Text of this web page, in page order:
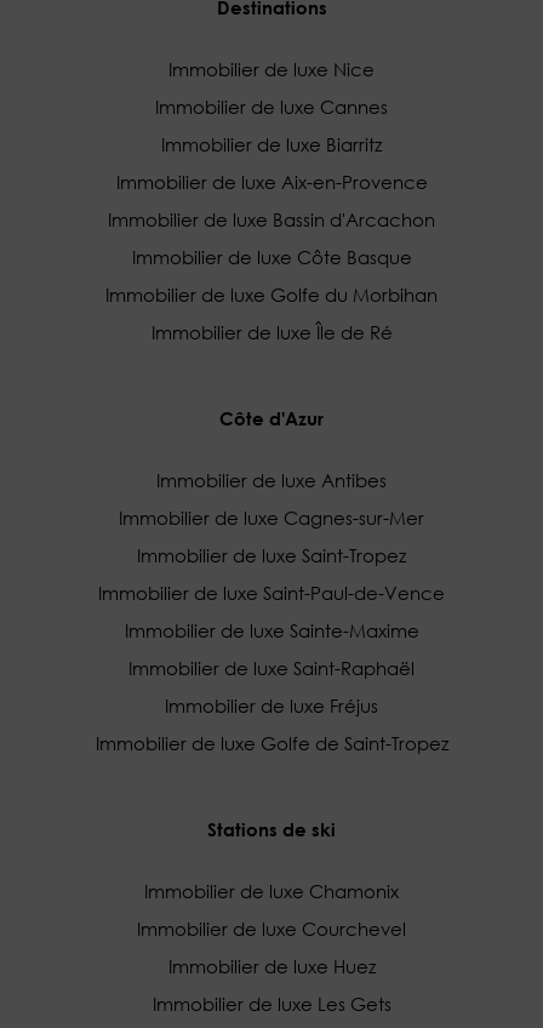
Destinations
Immobilier de luxe Nice
Immobilier de luxe Cannes
Immobilier de luxe Biarritz
Immobilier de luxe Aix-en-Provence
Immobilier de luxe Bassin d'Arcachon
Immobilier de luxe Côte Basque
Immobilier de luxe Golfe du Morbihan
Immobilier de luxe Île de Ré
Côte d'Azur
Immobilier de luxe Antibes
Immobilier de luxe Cagnes-sur-Mer
Immobilier de luxe Saint-Tropez
Immobilier de luxe Saint-Paul-de-Vence
Immobilier de luxe Sainte-Maxime
Immobilier de luxe Saint-Raphaël
Immobilier de luxe Fréjus
Immobilier de luxe Golfe de Saint-Tropez
Stations de ski
Immobilier de luxe Chamonix
Immobilier de luxe Courchevel
Immobilier de luxe Huez
Immobilier de luxe Les Gets